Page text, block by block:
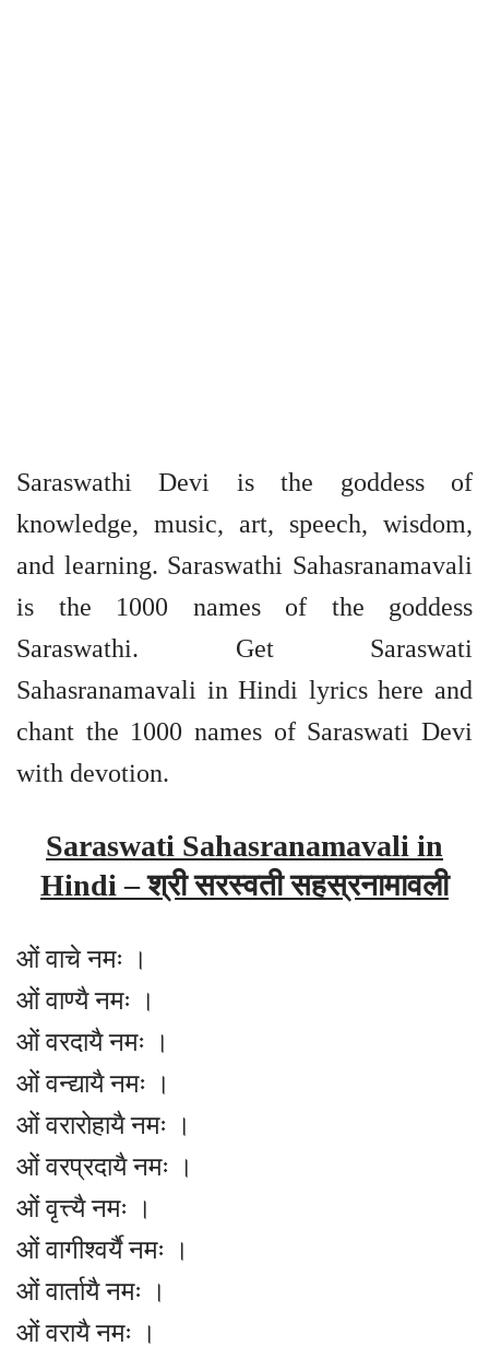
Saraswathi Devi is the goddess of
knowledge, music, art, speech, wisdom,
and learning. Saraswathi Sahasranamavali
is the 1000 names of the goddess
Saraswathi. Get Saraswati
Sahasranamavali in Hindi lyrics here and
chant the 1000 names of Saraswati Devi
with devotion.
Saraswati Sahasranamavali in
Hindi – श्री सरस्वती सहस्रनामावली
ओं वाचे नमः ।
ओं वाण्यै नमः ।
ओं वरदायै नमः ।
ओं वन्द्यायै नमः ।
ओं वरारोहायै नमः ।
ओं वरप्रदायै नमः ।
ओं वृत्त्यै नमः ।
ओं वागीश्वर्यै नमः ।
ओं वार्तायै नमः ।
ओं वरायै नमः ।